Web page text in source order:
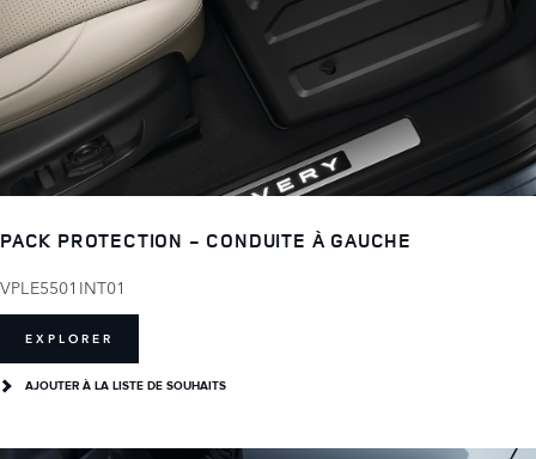
PACK PROTECTION - CONDUITE À GAUCHE
VPLE5501INT01
EXPLORER
AJOUTER À LA LISTE DE SOUHAITS